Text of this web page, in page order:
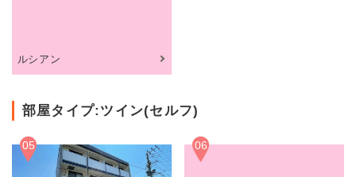
ルシアン
部屋タイプ:ツイン(セルフ)
05 06